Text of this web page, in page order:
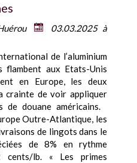
03.03.2025 à
de l’aluminium
aux Etats-Unis
en Europe, les deux
crainte de voir appliquer
de douane américains.
Outre-Atlantique, les
de lingots dans le
de 8% en rythme
cents/lb. « Les primes